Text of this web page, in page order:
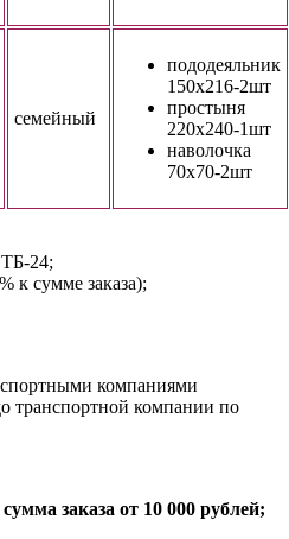
семейный
пододеяльник
150х216-2шт
простыня
220х240-1шт
наволочка
70х70-2шт
24;
к сумме заказа);
компаниями
транспортной компании по
заказа от 10 000 рублей;